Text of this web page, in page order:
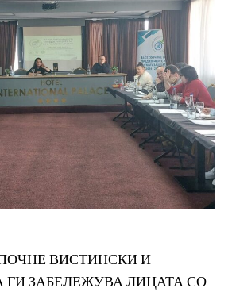
ВИСТИНСКИ И
ЗАБЕЛЕЖУВА ЛИЦАТА СО